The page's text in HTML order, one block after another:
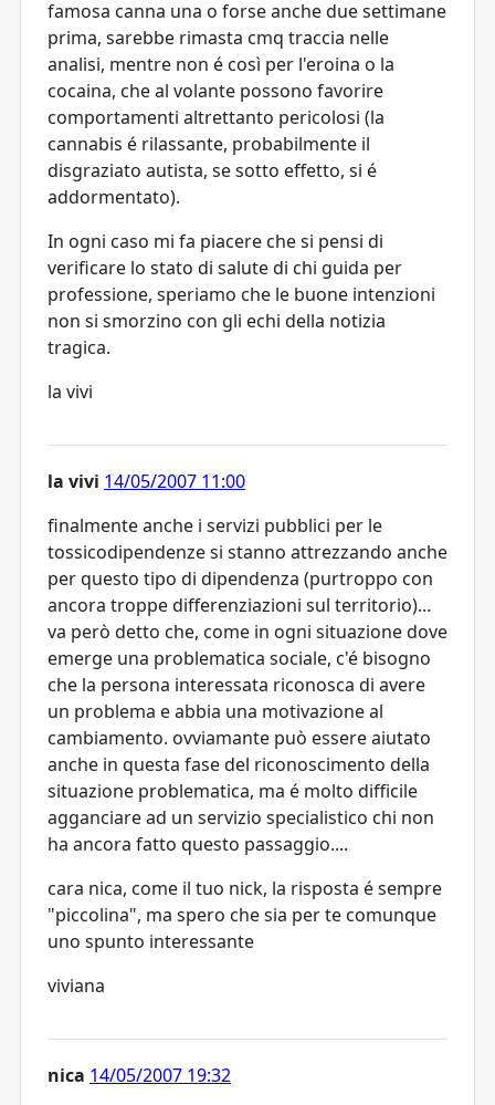
famosa canna una o forse anche due settimane
prima, sarebbe rimasta cmq traccia nelle
analisi, mentre non é così per l'eroina o la
cocaina, che al volante possono favorire
comportamenti altrettanto pericolosi (la
cannabis é rilassante, probabilmente il
disgraziato autista, se sotto effetto, si é
addormentato).
In ogni caso mi fa piacere che si pensi di
verificare lo stato di salute di chi guida per
professione, speriamo che le buone intenzioni
non si smorzino con gli echi della notizia
tragica.
la vivi
la vivi 14/05/2007 11:00
finalmente anche i servizi pubblici per le
tossicodipendenze si stanno attrezzando anche
per questo tipo di dipendenza (purtroppo con
ancora troppe differenziazioni sul territorio)...
va però detto che, come in ogni situazione dove
emerge una problematica sociale, c'é bisogno
che la persona interessata riconosca di avere
un problema e abbia una motivazione al
cambiamento. ovviamante può essere aiutato
anche in questa fase del riconoscimento della
situazione problematica, ma é molto difficile
agganciare ad un servizio specialistico chi non
ha ancora fatto questo passaggio....
cara nica, come il tuo nick, la risposta é sempre
"piccolina", ma spero che sia per te comunque
uno spunto interessante
viviana
nica 14/05/2007 19:32